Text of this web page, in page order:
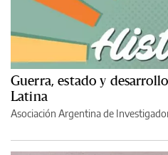
Guerra, estado y
Latina
Asociación Argentina de